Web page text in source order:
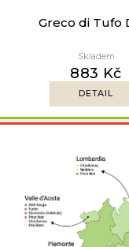
Greco di Tufo
Skladem
883 Kč
DETAIL